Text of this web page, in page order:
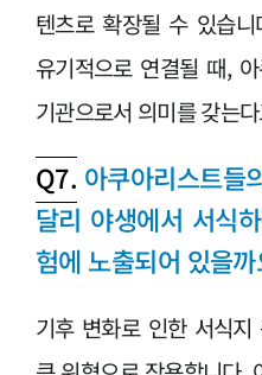
텐츠로 확장될 수 있습
유기적으로 연결될 때,
기관으로서 의미를 갖는
Q7. 아쿠아리스트들
달리 야생에서 서식
험에 노출되어 있을
기후 변화로 인한 서식